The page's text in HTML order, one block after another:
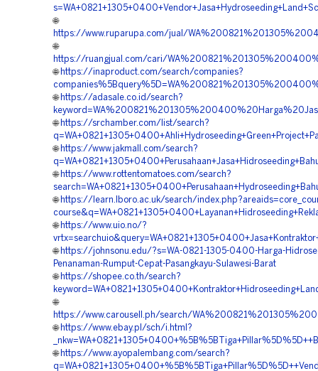
🌐
https://www.ruparupa.com/jual/
🌐
https://ruangjual.com/cari/
🌐 https://inaproduct.com/search/companies?
🌐 https://adasale.co.id/search?
🌐 https://srchamber.com/list/search?
🌐 https://www.jakmall.com/search?
🌐 https://www.rottentomatoes.com/search?
🌐 https://learn.lboro.ac.uk/search/
🌐 https://www.uio.no/?
🌐 https://johnsonu.edu/?s=WA-0821-1305-0400-Harga-
Penanaman-Rumput-Cepat-Pasangkayu-Sulawesi-Barat
🌐 https://shopee.co.th/search?
🌐
https://www.carousell.ph/search/
🌐 https://www.ebay.pl/sch/i.html?
🌐 https://www.ayopalembang.com/search?